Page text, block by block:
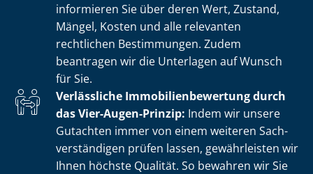
informieren Sie über deren Wert, Zustand,
Mängel, Kosten und alle relevanten
rechtlichen Bestimmungen. Zudem
beantragen wir die Unterlagen auf Wunsch
für Sie.
Verlässliche Im­mo­bi­li­en­be­wer­tung durch
das Vier-Augen-Prinzip: Indem wir unsere
Gutachten immer von einem weiteren Sach­
ver­stän­di­gen prüfen lassen, gewährleisten wir
Ihnen höchste Qualität. So bewahren wir Sie